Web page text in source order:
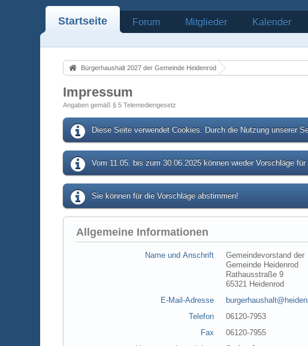
Startseite Forum Mitglieder Kalender
Bürgerhaushalt 2027 der Gemeinde Heidenrod
Impressum
Angaben gemäß § 5 Telemediengesetz
Diese Seite verwendet Cookies. Durch die Nutzung unserer
Vom 11.05. bis zum 30.06.2025 können wieder Vorschläge
Sie können für die Vorschläge abstimmen!
Allgemeine Informationen
Name und Anschrift
Gemeindevorstand der
Gemeinde Heidenrod
Rathausstraße 9
65321 Heidenrod
E-Mail-Adresse
Telefon
06120-7953
Fax
06120-7955